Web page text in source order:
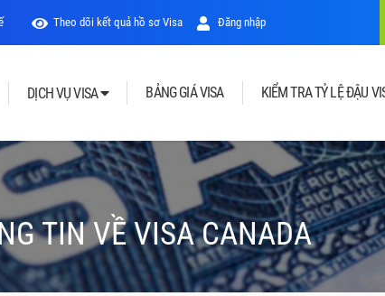
Theo dõi kết quả hồ sơ Visa Đăng nhập
DỊCH VỤ VISA BẢNG GIÁ VISA KIỂM TRA TỶ LỆ ĐẬU
TIN VỀ VISA CANADA